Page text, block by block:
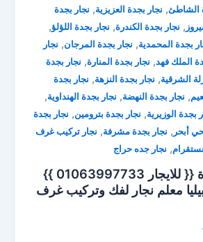
الشاطئ, نجار بجدة العزيزية, نجار بجدة
, نجار بجدة الكندرة, نجار بجدة اللؤلؤ,
بجدة المحمدية, نجار بجدة المرجان, نجار
الملك فهد, نجار بجدة المنارة, نجار بجدة
الشرقية, نجار بجدة النزهة, نجار بجدة
, نجار بجدة النهضة, نجار بجدة الهنداوية,
بجدة الوزيرية, نجار بجدة بترومين, نجار بجدة
أبحر , نجار بجدة مشرفة, نجار تركيب غرف
, نجار جده حراج
افضل نجار بجدة {{ للايجار 01063997733 }}
فك تركيب الموبيليا ⁦معلم نجار لفك وتركيب غرف